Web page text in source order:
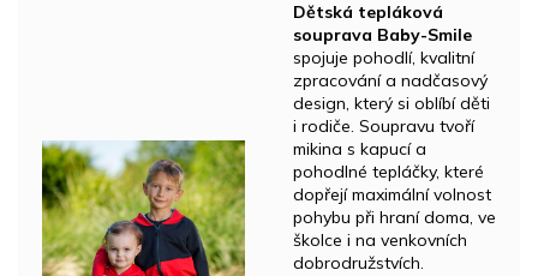
Dětská tepláková
souprava Baby-Smile
spojuje pohodlí, kvalitní
zpracování a nadčasový
design, který si oblíbí děti
i rodiče. Soupravu tvoří
mikina s kapucí a
pohodlné tepláčky, které
dopřejí maximální volnost
pohybu při hraní doma, ve
školce i na venkovních
dobrodružstvích.